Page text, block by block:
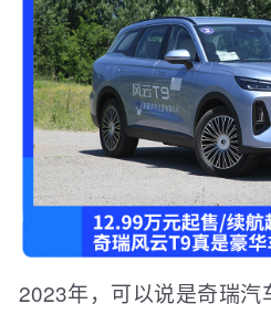
2023年，可以说是奇瑞汽